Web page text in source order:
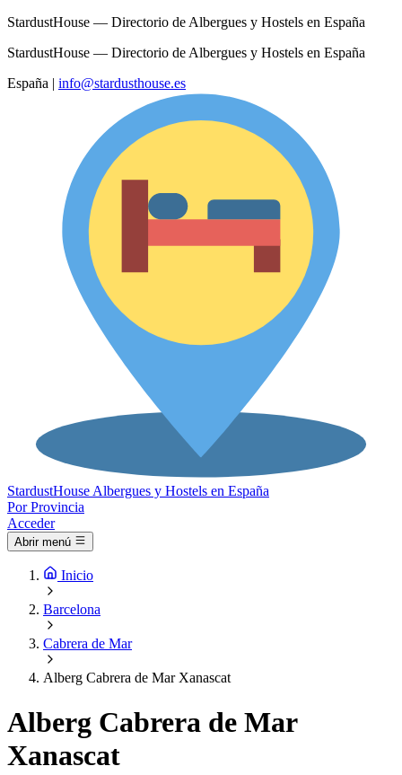
StardustHouse — Directorio de Albergues y Hostels en España
StardustHouse — Directorio de Albergues y Hostels en España
España | info@stardusthouse.es
StardustHouse Albergues y Hostels en España
Por Provincia
Acceder
Abrir menú
Inicio
Barcelona
Cabrera de Mar
Alberg Cabrera de Mar Xanascat
Alberg Cabrera de Mar
Xanascat